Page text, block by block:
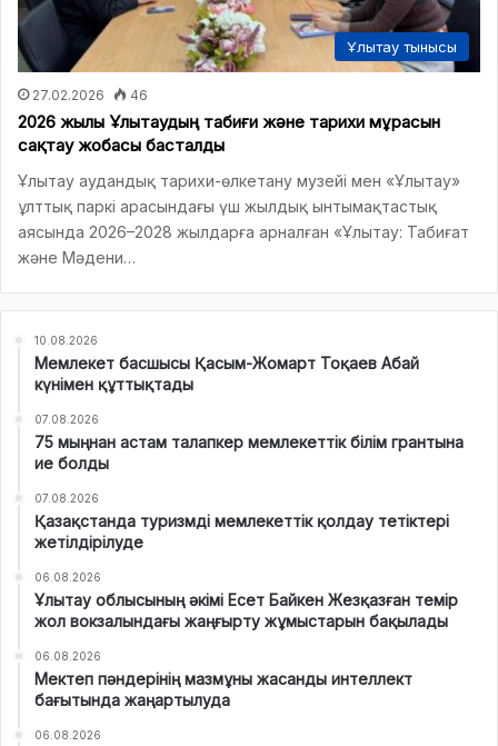
Ұлытау тынысы
27.02.2026 46
2026 жылы Ұлытаудың табиғи және тарихи мұрасын
сақтау жобасы басталды
Ұлытау аудандық тарихи-өлкетану музейі мен «Ұлытау»
ұлттық паркі арасындағы үш жылдық ынтымақтастық
аясында 2026–2028 жылдарға арналған «Ұлытау: Табиғат
және Мәдени…
10.08.2026
Мемлекет басшысы Қасым-Жомарт Тоқаев Абай
күнімен құттықтады
07.08.2026
75 мыңнан астам талапкер мемлекеттік білім грантына
ие болды
07.08.2026
Қазақстанда туризмді мемлекеттік қолдау тетіктері
жетілдірілуде
06.08.2026
Ұлытау облысының әкімі Есет Байкен Жезқазған темір
жол вокзалындағы жаңғырту жұмыстарын бақылады
06.08.2026
Мектеп пәндерінің мазмұны жасанды интеллект
бағытында жаңартылуда
06.08.2026